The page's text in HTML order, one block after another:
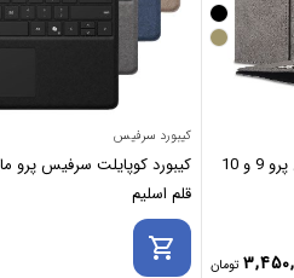
کیف کاور کلاسوری مناسب برای سرفیس پرو 9 و 10
کیبورد سرفیس
کیبورد کوپایلت سرفیس پرو
قلم اسلیم
shopping_cart